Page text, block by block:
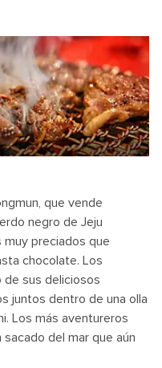
que vende
negro de Jeju
preciados que
chocolate. Los
de sus deliciosos
juntos dentro de una olla
Los más aventureros
del mar que aún